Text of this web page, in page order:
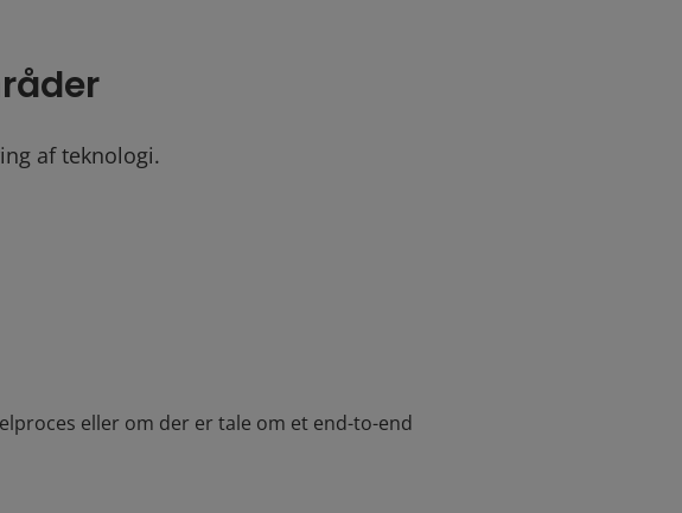
af teknologi.
eller om der er tale om et end-to-end